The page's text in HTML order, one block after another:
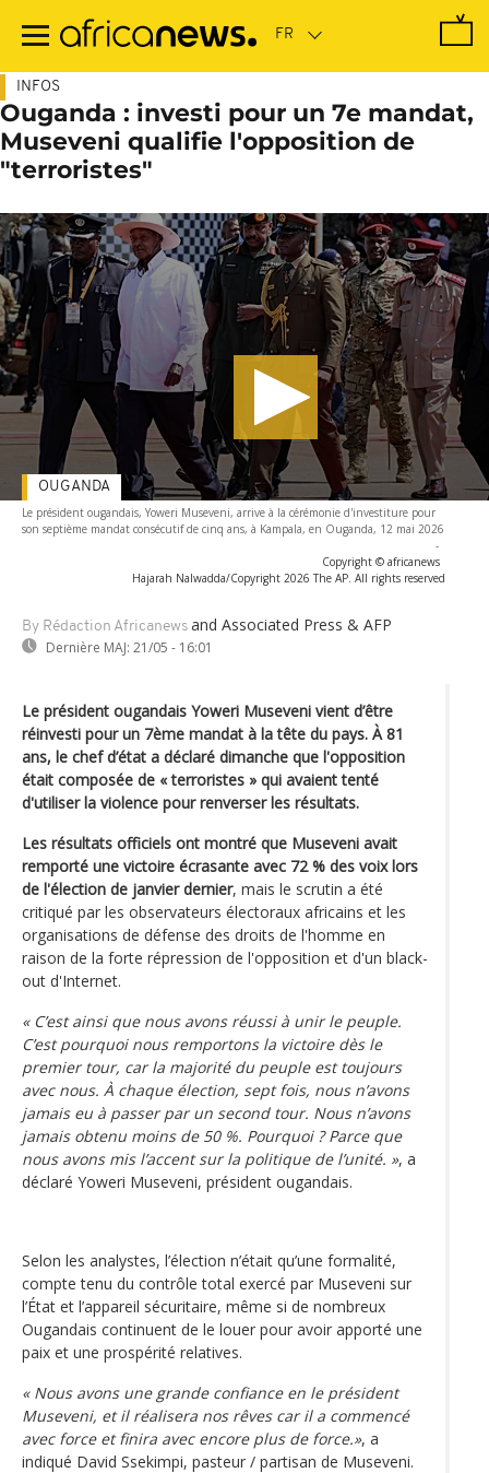
contenu
INFOS
Ouganda : investi pour un 7e mandat,
Museveni qualifie l'opposition de
"terroristes"
Le président ougandais, Yoweri Museveni, arrive à la cérémonie d'investiture pour
son septième mandat consécutif de cinq ans, à Kampala, en Ouganda, 12 mai 2026
-
Copyright © africanews
Hajarah Nalwadda/Copyright 2026 The AP. All rights reserved
By Rédaction Africanews and Associated Press & AFP
Dernière MAJ: 21/05 - 16:01
OUGANDA
Le président ougandais Yoweri Museveni vient d’être
réinvesti pour un 7ème mandat à la tête du pays. À 81
ans, le chef d’état a déclaré dimanche que l'opposition
était composée de « terroristes » qui avaient tenté
d'utiliser la violence pour renverser les résultats.
Les résultats officiels ont montré que Museveni avait
remporté une victoire écrasante avec 72 % des voix lors
de l'élection de janvier dernier, mais le scrutin a été
critiqué par les observateurs électoraux africains et les
organisations de défense des droits de l'homme en
raison de la forte répression de l'opposition et d'un black-
out d'Internet.
« C’est ainsi que nous avons réussi à unir le peuple.
C’est pourquoi nous remportons la victoire dès le
premier tour, car la majorité du peuple est toujours
avec nous. À chaque élection, sept fois, nous n’avons
jamais eu à passer par un second tour. Nous n’avons
jamais obtenu moins de 50 %. Pourquoi ? Parce que
nous avons mis l’accent sur la politique de l’unité. », a
déclaré Yoweri Museveni, président ougandais.
Selon les analystes, l’élection n’était qu’une formalité,
compte tenu du contrôle total exercé par Museveni sur
l’État et l’appareil sécuritaire, même si de nombreux
Ougandais continuent de le louer pour avoir apporté une
paix et une prospérité relatives.
« Nous avons une grande confiance en le président
Museveni, et il réalisera nos rêves car il a commencé
avec force et finira avec encore plus de force.», a
indiqué David Ssekimpi, pasteur / partisan de Museveni.